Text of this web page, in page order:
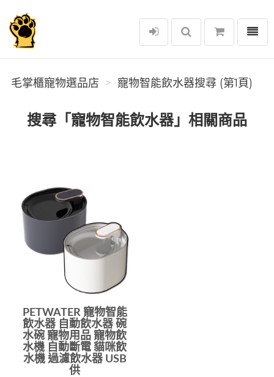
毛掌櫃寵物選品店
選單
毛掌櫃寵物選品店 寵物智能飲水器搜尋 (第1頁)
搜尋「寵物智能飲水器」相關商品
PETWATER 寵物智能
飲水器 自動飲水器 碗
水碗 寵物用品 寵物飲
水機 自動斷電 貓咪飲
水機 過濾飲水器 USB
供